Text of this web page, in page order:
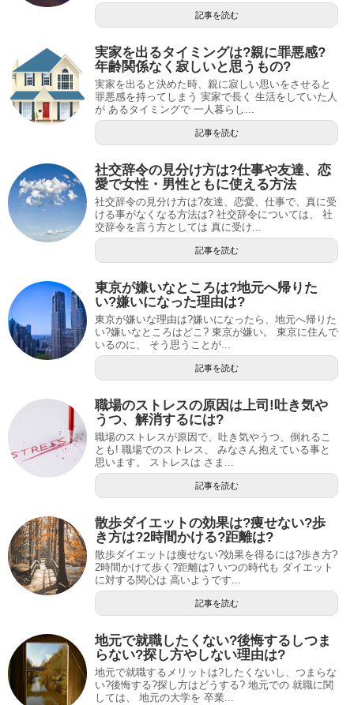
記事を読む
実家を出るタイミングは?親に罪悪感?
年齢関係なく寂しいと思うもの?
実家を出ると決めた時、親に寂しい思いをさせると
罪悪感を持ってしまう 実家で長く 生活をしていた人
が あるタイミングで 一人暮らし...
記事を読む
社交辞令の見分け方は?仕事や友達、恋
愛で女性・男性ともに使える方法
社交辞令の見分け方は?友達、恋愛、仕事で、真に受
ける事がなくなる方法は? 社交辞令については、 社
交辞令を言う方としては 真に受け...
記事を読む
東京が嫌いなところは?地元へ帰りた
い?嫌いになった理由は?
東京が嫌いな理由は?嫌いになったら、地元へ帰りた
い?嫌いなところはどこ? 東京が嫌い。 東京に住んで
いるのに、 そう思うことが...
記事を読む
職場のストレスの原因は上司!吐き気や
うつ、解消するには?
職場のストレスが原因で、吐き気やうつ、倒れるこ
とも! 職場でのストレス、 みなさん抱えている事と
思います。 ストレスは さま...
記事を読む
散歩ダイエットの効果は?痩せない?歩
き方は?2時間かける?距離は?
散歩ダイエットは痩せない?効果を得るには?歩き方?
2時間かけて歩く?距離は? いつの時代も ダイエット
に対する関心は 高いようです...
記事を読む
地元で就職したくない?後悔するしつま
らない?探し方やしない理由は?
地元で就職するメリットは?したくないし、つまらな
い?後悔する?探し方はどうする? 地元での 就職に関
しては、 地元の大学を 卒業...